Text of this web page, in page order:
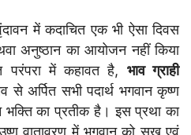
में कदाचित एक भी ऐसा दिवस
अनुष्ठान का आयोजन नहीं किया
परंपरा में कहावत है, भाव ग्राही
से अर्पित सभी पदार्थ भगवान कृष्ण
भक्ति का प्रतीक है। इस प्रथा का
वातावरण में भगवान को सुख एवं